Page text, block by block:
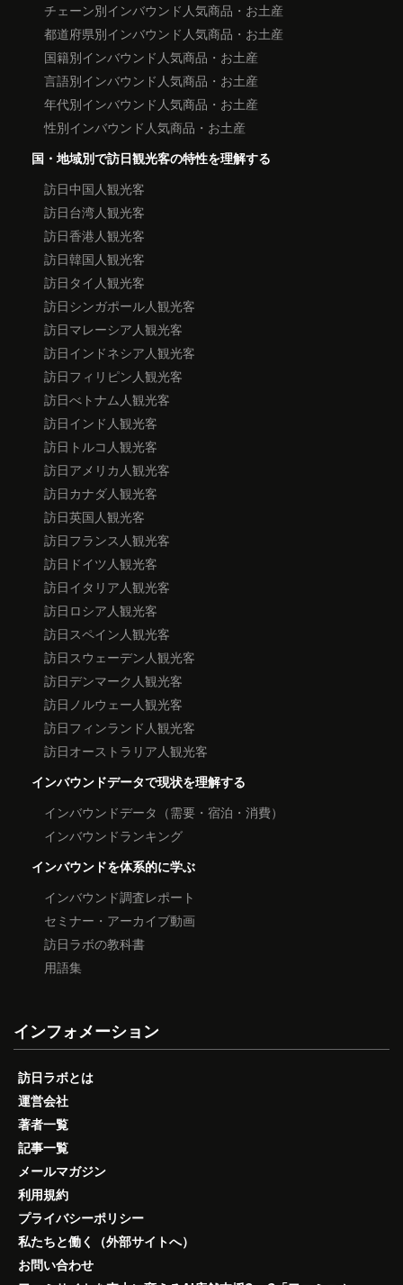
チェーン別インバウンド人気商品・お土産
都道府県別インバウンド人気商品・お土産
国籍別インバウンド人気商品・お土産
言語別インバウンド人気商品・お土産
年代別インバウンド人気商品・お土産
性別インバウンド人気商品・お土産
国・地域別で訪日観光客の特性を理解する
訪日中国人観光客
訪日台湾人観光客
訪日香港人観光客
訪日韓国人観光客
訪日タイ人観光客
訪日シンガポール人観光客
訪日マレーシア人観光客
訪日インドネシア人観光客
訪日フィリピン人観光客
訪日べトナム人観光客
訪日インド人観光客
訪日トルコ人観光客
訪日アメリカ人観光客
訪日カナダ人観光客
訪日英国人観光客
訪日フランス人観光客
訪日ドイツ人観光客
訪日イタリア人観光客
訪日ロシア人観光客
訪日スペイン人観光客
訪日スウェーデン人観光客
訪日デンマーク人観光客
訪日ノルウェー人観光客
訪日フィンランド人観光客
訪日オーストラリア人観光客
インバウンドデータで現状を理解する
インバウンドデータ（需要・宿泊・消費）
インバウンドランキング
インバウンドを体系的に学ぶ
インバウンド調査レポート
セミナー・アーカイブ動画
訪日ラボの教科書
用語集
インフォメーション
訪日ラボとは
運営会社
著者一覧
記事一覧
メールマガジン
利用規約
プライバシーポリシー
私たちと働く（外部サイトへ）
お問い合わせ